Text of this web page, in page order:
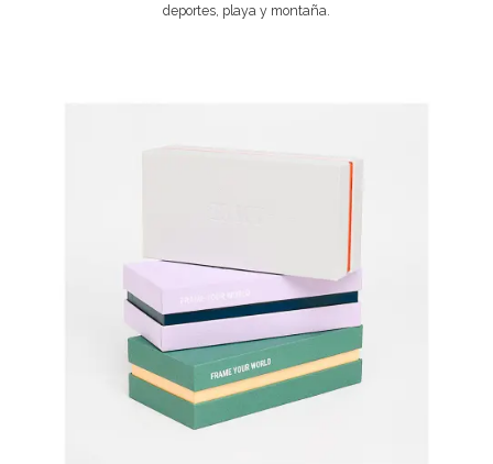
deportes, playa y montaña.